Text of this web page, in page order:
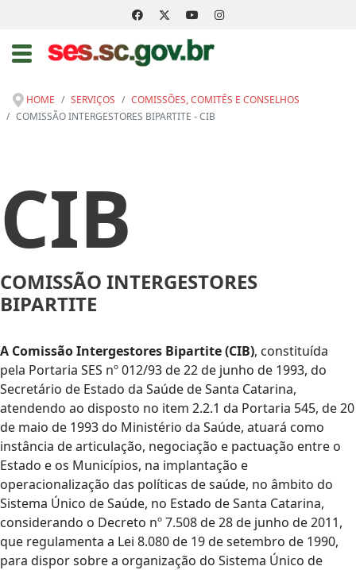
HOME SERVIÇOS
COMISSÕES, COMITÊS E CONSELHOS
COMISSÃO INTERGESTORES BIPARTITE - CIB
CIB
COMISSÃO INTERGESTORES
BIPARTITE
A Comissão Intergestores Bipartite (CIB), constituída
pela Portaria SES nº 012/93 de 22 de junho de 1993, do
Secretário de Estado da Saúde de Santa Catarina,
atendendo ao disposto no item 2.2.1 da Portaria 545, de 20
de maio de 1993 do Ministério da Saúde, atuará como
instância de articulação, negociação e pactuação entre o
Estado e os Municípios, na implantação e
operacionalização das políticas de saúde, no âmbito do
Sistema Único de Saúde, no Estado de Santa Catarina,
considerando o Decreto nº 7.508 de 28 de junho de 2011,
que regulamenta a Lei 8.080 de 19 de setembro de 1990,
para dispor sobre a organização do Sistema Único de